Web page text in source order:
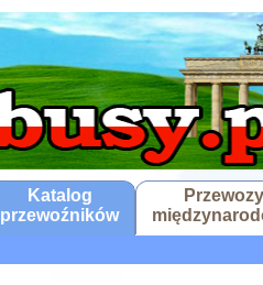
Katalog
przewoźników
Przewozy